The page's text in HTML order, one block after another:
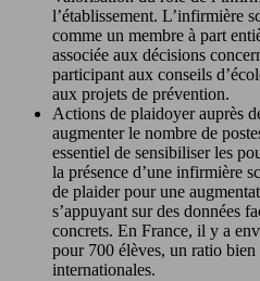
l’établissement. L’infirmière
comme un membre à part
associée aux décisions
participant aux conseils
aux projets de prévention.
Actions de plaidoyer auprès
augmenter le nombre de
essentiel de sensibiliser les
la présence d’une infirmière
de plaider pour une
s’appuyant sur des données
concrets. En France, il y a
pour 700 élèves, un ratio
internationales.